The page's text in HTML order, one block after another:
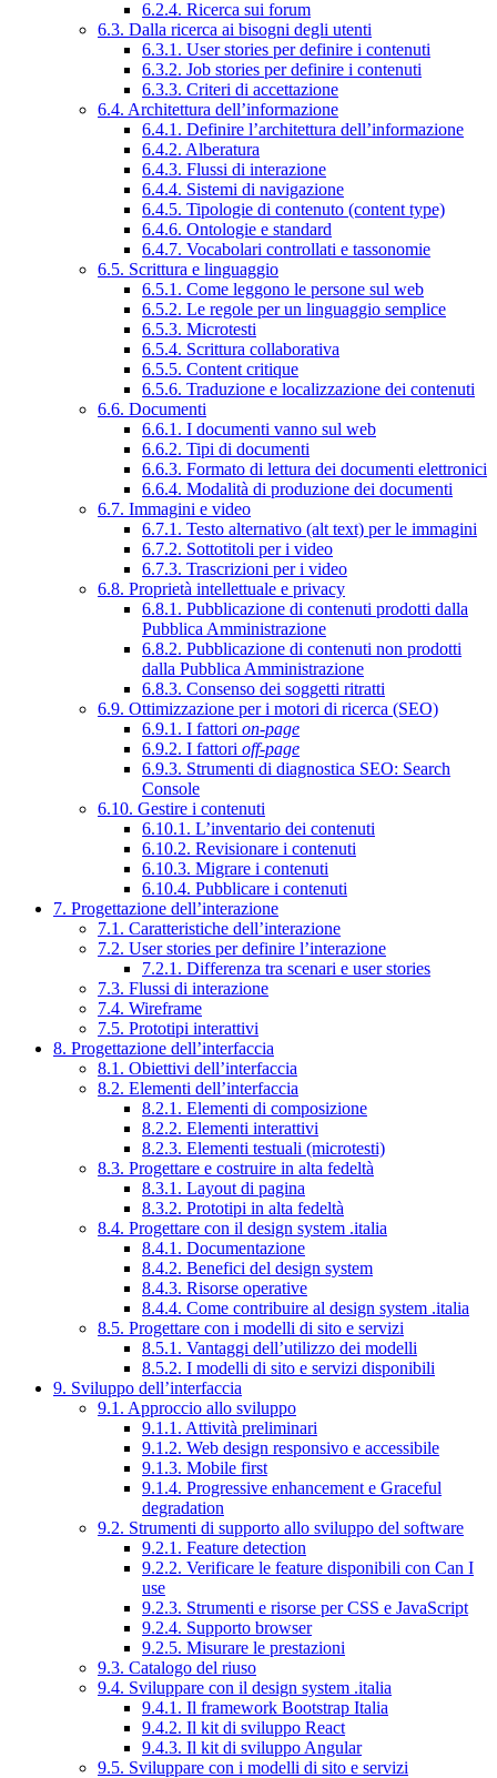
6.2.4. Ricerca sui forum
6.3. Dalla ricerca ai bisogni degli utenti
6.3.1. User stories per definire i contenuti
6.3.2. Job stories per definire i contenuti
6.3.3. Criteri di accettazione
6.4. Architettura dell’informazione
6.4.1. Definire l’architettura dell’informazione
6.4.2. Alberatura
6.4.3. Flussi di interazione
6.4.4. Sistemi di navigazione
6.4.5. Tipologie di contenuto (content type)
6.4.6. Ontologie e standard
6.4.7. Vocabolari controllati e tassonomie
6.5. Scrittura e linguaggio
6.5.1. Come leggono le persone sul web
6.5.2. Le regole per un linguaggio semplice
6.5.3. Microtesti
6.5.4. Scrittura collaborativa
6.5.5. Content critique
6.5.6. Traduzione e localizzazione dei contenuti
6.6. Documenti
6.6.1. I documenti vanno sul web
6.6.2. Tipi di documenti
6.6.3. Formato di lettura dei documenti elettronici
6.6.4. Modalità di produzione dei documenti
6.7. Immagini e video
6.7.1. Testo alternativo (alt text) per le immagini
6.7.2. Sottotitoli per i video
6.7.3. Trascrizioni per i video
6.8. Proprietà intellettuale e privacy
6.8.1. Pubblicazione di contenuti prodotti dalla
Pubblica Amministrazione
6.8.2. Pubblicazione di contenuti non prodotti
dalla Pubblica Amministrazione
6.8.3. Consenso dei soggetti ritratti
6.9. Ottimizzazione per i motori di ricerca (SEO)
6.9.1. I fattori on-page
6.9.2. I fattori off-page
6.9.3. Strumenti di diagnostica SEO: Search
Console
6.10. Gestire i contenuti
6.10.1. L’inventario dei contenuti
6.10.2. Revisionare i contenuti
6.10.3. Migrare i contenuti
6.10.4. Pubblicare i contenuti
7. Progettazione dell’interazione
7.1. Caratteristiche dell’interazione
7.2. User stories per definire l’interazione
7.2.1. Differenza tra scenari e user stories
7.3. Flussi di interazione
7.4. Wireframe
7.5. Prototipi interattivi
8. Progettazione dell’interfaccia
8.1. Obiettivi dell’interfaccia
8.2. Elementi dell’interfaccia
8.2.1. Elementi di composizione
8.2.2. Elementi interattivi
8.2.3. Elementi testuali (microtesti)
8.3. Progettare e costruire in alta fedeltà
8.3.1. Layout di pagina
8.3.2. Prototipi in alta fedeltà
8.4. Progettare con il design system .italia
8.4.1. Documentazione
8.4.2. Benefici del design system
8.4.3. Risorse operative
8.4.4. Come contribuire al design system .italia
8.5. Progettare con i modelli di sito e servizi
8.5.1. Vantaggi dell’utilizzo dei modelli
8.5.2. I modelli di sito e servizi disponibili
9. Sviluppo dell’interfaccia
9.1. Approccio allo sviluppo
9.1.1. Attività preliminari
9.1.2. Web design responsivo e accessibile
9.1.3. Mobile first
9.1.4. Progressive enhancement e Graceful
degradation
9.2. Strumenti di supporto allo sviluppo del software
9.2.1. Feature detection
9.2.2. Verificare le feature disponibili con Can I
use
9.2.3. Strumenti e risorse per CSS e JavaScript
9.2.4. Supporto browser
9.2.5. Misurare le prestazioni
9.3. Catalogo del riuso
9.4. Sviluppare con il design system .italia
9.4.1. Il framework Bootstrap Italia
9.4.2. Il kit di sviluppo React
9.4.3. Il kit di sviluppo Angular
9.5. Sviluppare con i modelli di sito e servizi